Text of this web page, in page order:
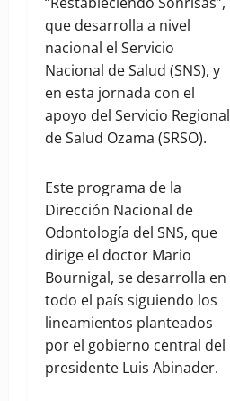
que desarrolla a nivel
nacional el Servicio
Nacional de Salud (SNS), y
en esta jornada con el
apoyo del Servicio Regional
de Salud Ozama (SRSO).
Este programa de la
Dirección Nacional de
Odontología del SNS, que
dirige el doctor Mario
Bournigal, se desarrolla en
todo el país siguiendo los
lineamientos planteados
por el gobierno central del
presidente Luis Abinader.